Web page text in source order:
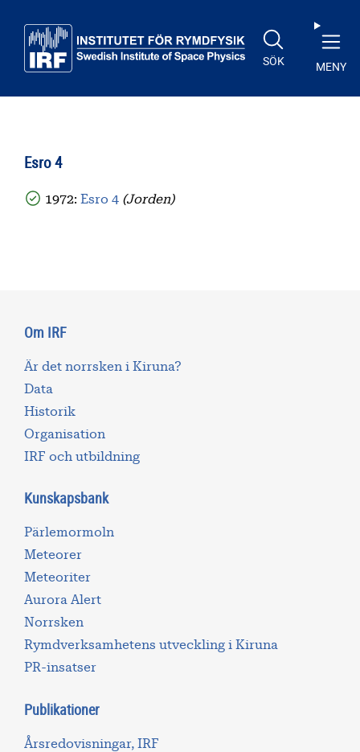
SÖK MENY
Esro 4
1972: Esro 4 (Jorden)
Om IRF
Är det norrsken i Kiruna?
Data
Historik
Organisation
IRF och utbildning
Kunskapsbank
Pärlemormoln
Meteorer
Meteoriter
Aurora Alert
Norrsken
Rymdverksamhetens utveckling i Kiruna
PR-insatser
Publikationer
Årsredovisningar, IRF